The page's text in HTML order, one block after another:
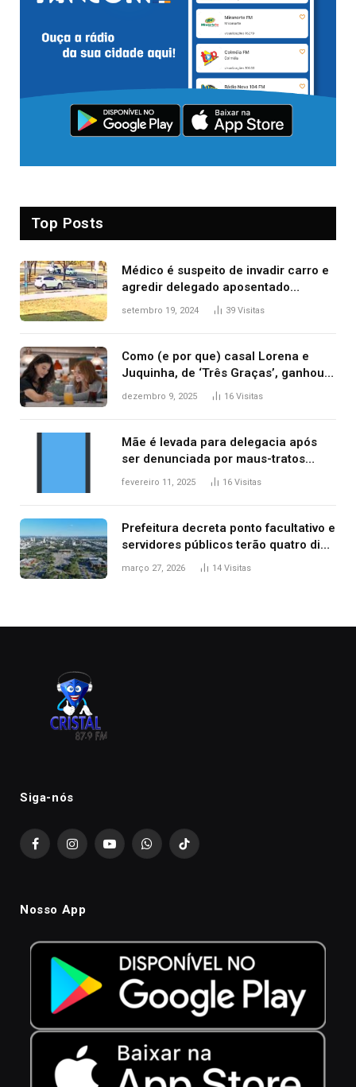
Top Posts
Médico é suspeito de invadir carro e
agredir delegado aposentado
durante confusão no trânsito
setembro 19, 2024 39 Visitas
Como (e por que) casal Lorena e
Juquinha, de ‘Três Graças’, ganhou
repercussão internacional
dezembro 9, 2025 16 Visitas
Mãe é levada para delegacia após
ser denunciada por maus-tratos
contra dois filhos, diz polícia
fevereiro 11, 2025 16 Visitas
Prefeitura decreta ponto facultativo e
servidores públicos terão quatro dias
de folga na Semana Santa
março 27, 2026 14 Visitas
Siga-nós
FacebookInstagramYouTubeWhatsAppTikTok
Nosso App